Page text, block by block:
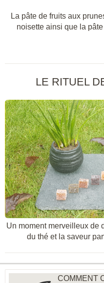
La pâte de fruits aux
noisette ainsi que la
LE RITUEL
Un moment merveilleux de
du thé et la saveur
COMMENT